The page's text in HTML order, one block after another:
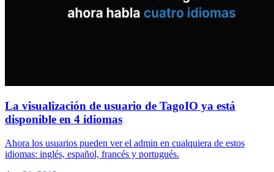
La visualización de usuario de TagoIO ya está
disponible en 4 idiomas
Ahora los usuarios pueden ver el admin en cualquiera de estos
idiomas: inglés, español, francés y portugués.